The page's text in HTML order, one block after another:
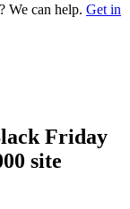
We can help. Get in
Friday
site